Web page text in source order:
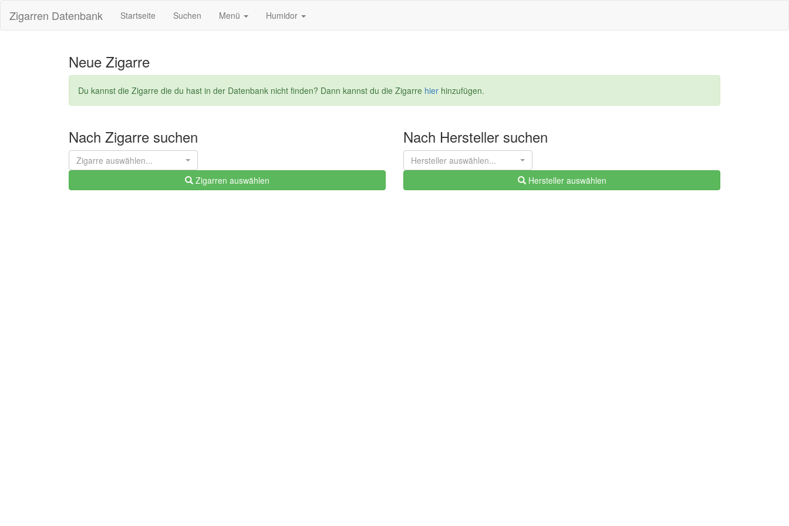
Zigarren Datenbank Startseite Suchen Menü Humidor
Neue Zigarre
Du kannst die Zigarre die du hast in der Datenbank nicht finden? Dann kannst du die Zigarre hier hinzufügen.
Nach Zigarre suchen
Zigarre auswählen...
Zigarren auswählen
Nach Hersteller suchen
Hersteller auswählen...
Hersteller auswählen